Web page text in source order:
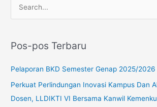
iPos-pos Terbaru
Pelaporan BKD Semester Genap 2025/2026
Perkuat Perlindungan Inovasi Kampus Dan
Dosen, LLDIKTI VI Bersama Kanwil